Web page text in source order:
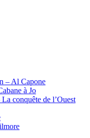
– Al Capone
à Jo
conquête de l’Ouest